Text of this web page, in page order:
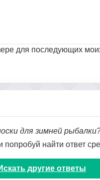
для последующих
для зимней
попробуй найти ответ
другие ответы